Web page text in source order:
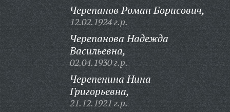
Черепанов Роман Борисович,
12.02.1924 г.р.
Черепанова Надежда
Васильевна,
02.04.1930 г.р.
Черепенина Нина
Григорьевна,
21.12.1921 г.р.